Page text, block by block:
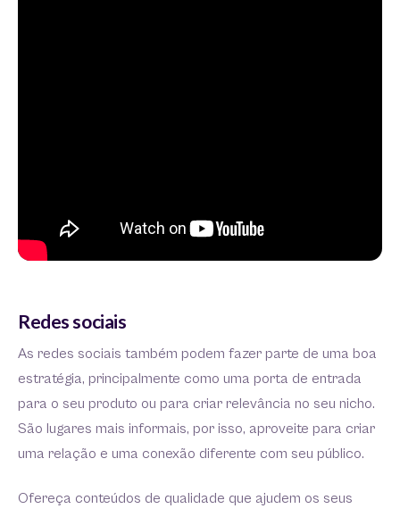
Redes sociais
As redes sociais também podem fazer parte de uma boa
estratégia, principalmente como uma porta de entrada
para o seu produto ou para criar relevância no seu nicho.
São lugares mais informais, por isso, aproveite para criar
uma relação e uma conexão diferente com seu público.
Ofereça conteúdos de qualidade que ajudem os seus